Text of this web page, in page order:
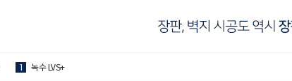
1 녹수 LVS+